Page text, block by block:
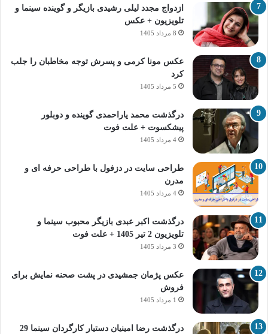
ازدواج مجدد لیلی رشیدی بازیگر و گوینده سینما و
تلویزیون + عکس
8 مرداد 1405
عکس مونا کرمی و پسرش توجه مخاطبان را جلب
کرد
5 مرداد 1405
درگذشت محمد یاراحمدی گوینده و دوبلور
پیشکسوت + علت فوت
4 مرداد 1405
طراحی سایت در دزفول با طراحی حرفه‌ ای و
مدرن
4 مرداد 1405
درگذشت اکبر عبدی بازیگر محبوب سینما و
تلویزیون 2 تیر 1405 + علت فوت
3 مرداد 1405
عکس پژمان جمشیدی در پشت صحنه نمایش برای
فروش
1 مرداد 1405
درگذشت رضا امینیان دستیار کارگردان سینما 29